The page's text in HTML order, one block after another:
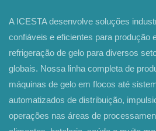
A ICESTA desenvolve soluções
confiáveis ​​e eficientes para produção
refrigeração de gelo para diversos
globais. Nossa linha completa de
máquinas de gelo em flocos até
automatizados de distribuição,
operações nas áreas de